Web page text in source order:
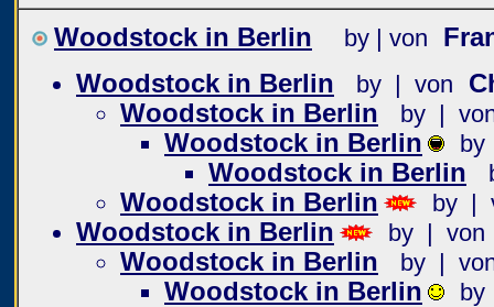
Woodstock in Berlin
by | von
Woodstock in Berlin
by | von
Woodstock in Berlin
by |
Woodstock in Berlin
Woodstock in Berlin
Woodstock in Berlin by |
Woodstock in Berlin by | von
Woodstock in Berlin by |
Woodstock in Berlin